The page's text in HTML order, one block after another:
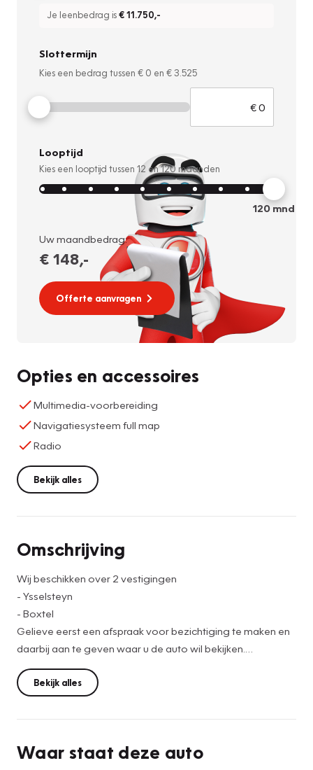
Je leenbedrag is€ 11.750,-
Slottermijn
Kies een bedrag tussen € 0 en € 3.525
Looptijd
Kies een looptijd tussen 12 en120 maanden
120mnd
Uw maandbedrag:
€ 148,-
Offerte aanvragen
Opties en accessoires
Multimedia-voorbereiding
Navigatiesysteem full map
Radio
Bekijk alles
Omschrijving
Wij beschikken over 2 vestigingen
- Ysselsteyn
- Boxtel
Gelieve eerst een afspraak voor bezichtiging te maken en
daarbij aan te geven waar u de auto wil bekijken.
Opel Corsa 1.2 Edition uit 2021 en slechts 88dkm ervaring.
- 2 sleutels
Bekijk alles
Waar staat deze auto